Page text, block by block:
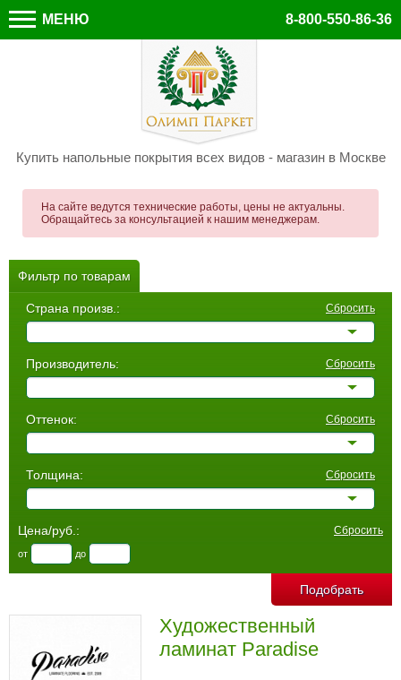
МЕНЮ 8-800-550-86-36
Купить напольные покрытия всех видов - магазин в Москве
На сайте ведутся технические работы, цены не актуальны.
Обращайтесь за консультацией к нашим менеджерам.
Фильтр по товарам
Сбросить
Страна произв.:
Сбросить
Производитель:
Сбросить
Оттенок:
Сбросить
Толщина:
Цена/руб.: Сбросить
от до
Художественный
ламинат Paradise